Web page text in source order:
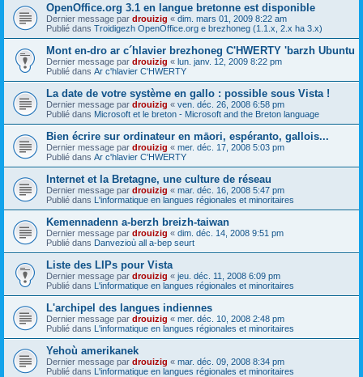
OpenOffice.org 3.1 en langue bretonne est disponible
Dernier message par drouizig « dim. mars 01, 2009 8:22 am
Publié dans Troidigezh OpenOffice.org e brezhoneg (1.1.x, 2.x ha 3.x)
Mont en-dro ar c´hlavier brezhoneg C'HWERTY 'barzh Ubuntu
Dernier message par drouizig « lun. janv. 12, 2009 8:22 pm
Publié dans Ar c'hlavier C'HWERTY
La date de votre système en gallo : possible sous Vista !
Dernier message par drouizig « ven. déc. 26, 2008 6:58 pm
Publié dans Microsoft et le breton - Microsoft and the Breton language
Bien écrire sur ordinateur en māori, espéranto, gallois...
Dernier message par drouizig « mer. déc. 17, 2008 5:03 pm
Publié dans Ar c'hlavier C'HWERTY
Internet et la Bretagne, une culture de réseau
Dernier message par drouizig « mar. déc. 16, 2008 5:47 pm
Publié dans L'informatique en langues régionales et minoritaires
Kemennadenn a-berzh breizh-taiwan
Dernier message par drouizig « dim. déc. 14, 2008 9:51 pm
Publié dans Danvezioù all a-bep seurt
Liste des LIPs pour Vista
Dernier message par drouizig « jeu. déc. 11, 2008 6:09 pm
Publié dans L'informatique en langues régionales et minoritaires
L'archipel des langues indiennes
Dernier message par drouizig « mer. déc. 10, 2008 2:48 pm
Publié dans L'informatique en langues régionales et minoritaires
Yehoù amerikanek
Dernier message par drouizig « mar. déc. 09, 2008 8:34 pm
Publié dans L'informatique en langues régionales et minoritaires